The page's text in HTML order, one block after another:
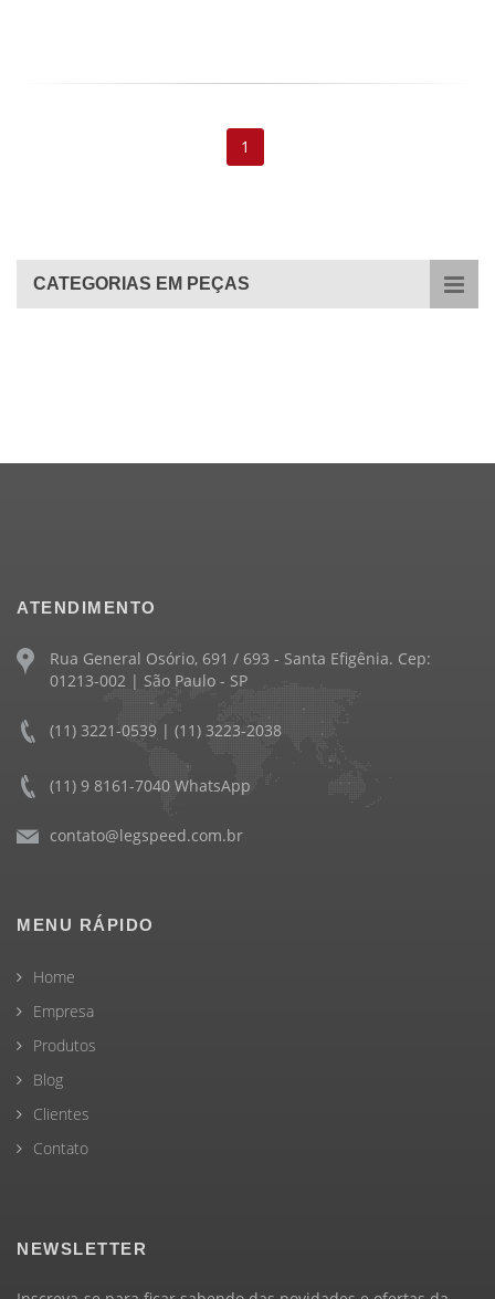
1
CATEGORIAS EM PEÇAS
ATENDIMENTO
Rua General Osório, 691 / 693 - Santa Efigênia. Cep:
01213-002 | São Paulo - SP
(11) 3221-0539 | (11) 3223-2038
(11) 9 8161-7040 WhatsApp
contato@legspeed.com.br
MENU RÁPIDO
Home
Empresa
Produtos
Blog
Clientes
Contato
NEWSLETTER